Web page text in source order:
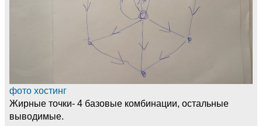
фото хостинг
Жирные точки- 4 базовые комбинации, остальные
выводимые.